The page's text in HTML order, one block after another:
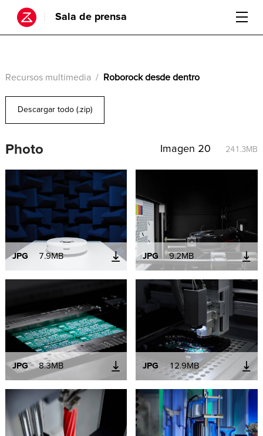
Sala de prensa
Recursos multimedia / Roborock desde dentro
Descargar todo (.zip)
Photo Imagen 20 241.3MB
JPG 7.9MB JPG 9.2MB
JPG 8.3MB JPG 12.9MB